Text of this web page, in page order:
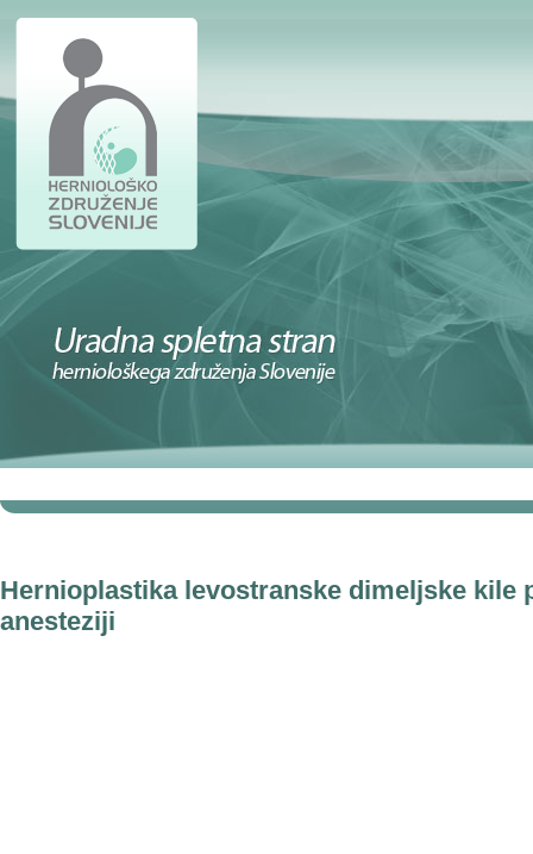
Hernioplastika levostranske dimeljske kile
anesteziji